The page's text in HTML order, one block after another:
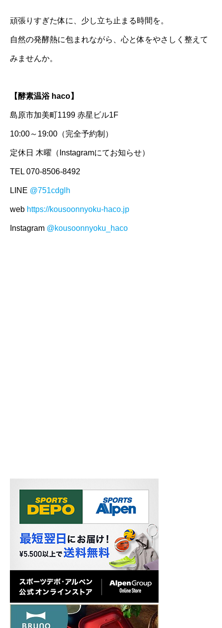
頑張りすぎた体に、少し立ち止まる時間を。
自然の発酵熱に包まれながら、心と体をやさしく整えて
みませんか。
【酵素温浴 haco】
島原市加美町1199 赤星ビル1F
10:00～19:00（完全予約制）
定休日 木曜（Instagramにてお知らせ）
TEL 070-8506-8492
LINE @751cdglh
web https://kousoonnyoku-haco.jp
Instagram @kousoonnyoku_haco